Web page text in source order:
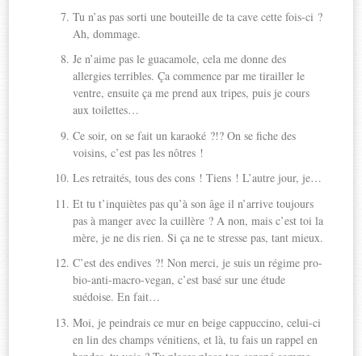
Tu n’as pas sorti une bouteille de ta cave cette fois-ci ?
Ah, dommage.
Je n’aime pas le guacamole, cela me donne des
allergies terribles. Ça commence par me tirailler le
ventre, ensuite ça me prend aux tripes, puis je cours
aux toilettes…
Ce soir, on se fait un karaoké ?!? On se fiche des
voisins, c’est pas les nôtres !
Les retraités, tous des cons ! Tiens ! L’autre jour, je…
Et tu t’inquiètes pas qu’à son âge il n’arrive toujours
pas à manger avec la cuillère ? A non, mais c’est toi la
mère, je ne dis rien. Si ça ne te stresse pas, tant mieux.
C’est des endives ?! Non merci, je suis un régime pro-
bio-anti-macro-vegan, c’est basé sur une étude
suédoise. En fait…
Moi, je peindrais ce mur en beige cappuccino, celui-ci
en lin des champs vénitiens, et là, tu fais un rappel en